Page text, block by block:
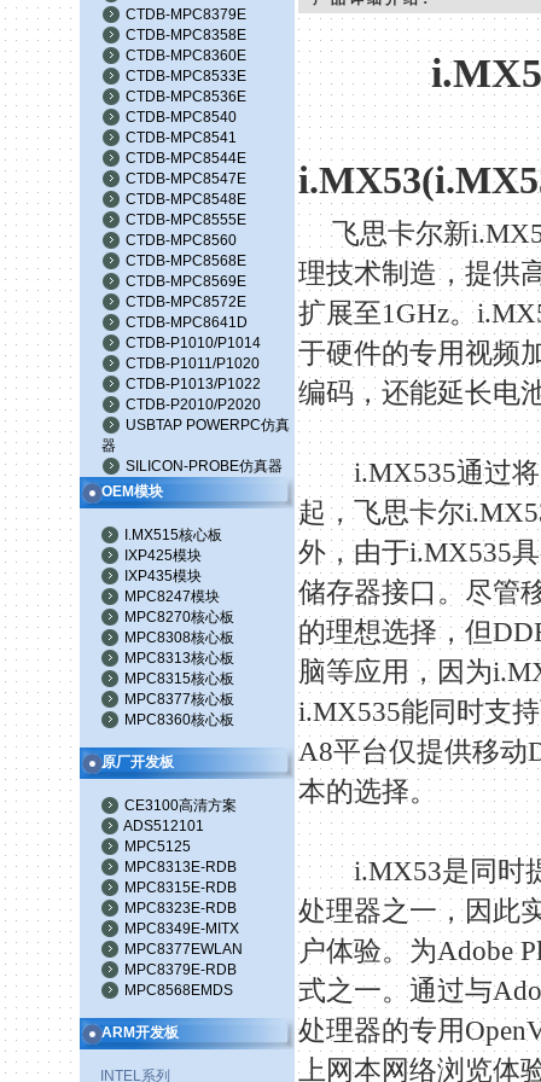
CTDB-MPC8379E
CTDB-MPC8358E
CTDB-MPC8360E
CTDB-MPC8533E
CTDB-MPC8536E
CTDB-MPC8540
CTDB-MPC8541
CTDB-MPC8544E
CTDB-MPC8547E
CTDB-MPC8548E
CTDB-MPC8555E
CTDB-MPC8560
CTDB-MPC8568E
CTDB-MPC8569E
CTDB-MPC8572E
CTDB-MPC8641D
CTDB-P1010/P1014
CTDB-P1011/P1020
CTDB-P1013/P1022
CTDB-P2010/P2020
USBTAP POWERPC仿真
器
SILICON-PROBE仿真器
OEM模块
I.MX515核心板
IXP425模块
IXP435模块
MPC8247模块
MPC8270核心板
MPC8308核心板
MPC8313核心板
MPC8315核心板
MPC8377核心板
MPC8360核心板
原厂开发板
CE3100高清方案
ADS512101
MPC5125
MPC8313E-RDB
MPC8315E-RDB
MPC8323E-RDB
MPC8349E-MITX
MPC8377EWLAN
MPC8379E-RDB
MPC8568EMDS
ARM开发板
INTEL系列
飞思卡尔新
理技术制造，提供
扩展至1GHz。
于硬件的专用视频
编码，还能延长电
i.MX535通过
起，飞思卡尔
外，由于i.MX535
储存器接口。尽管
的理想选择，但
脑等应用，因为
i.MX535能同时支
A8平台仅提供移动
本的选择。
i.MX53是同时
处理器之一，因此
户体验。为Adobe
式之一。通过与
处理器的专用
上网本网络浏览体